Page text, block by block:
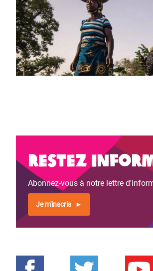
Restez
Abonnez-vous à notre lettre
Je m'inscris